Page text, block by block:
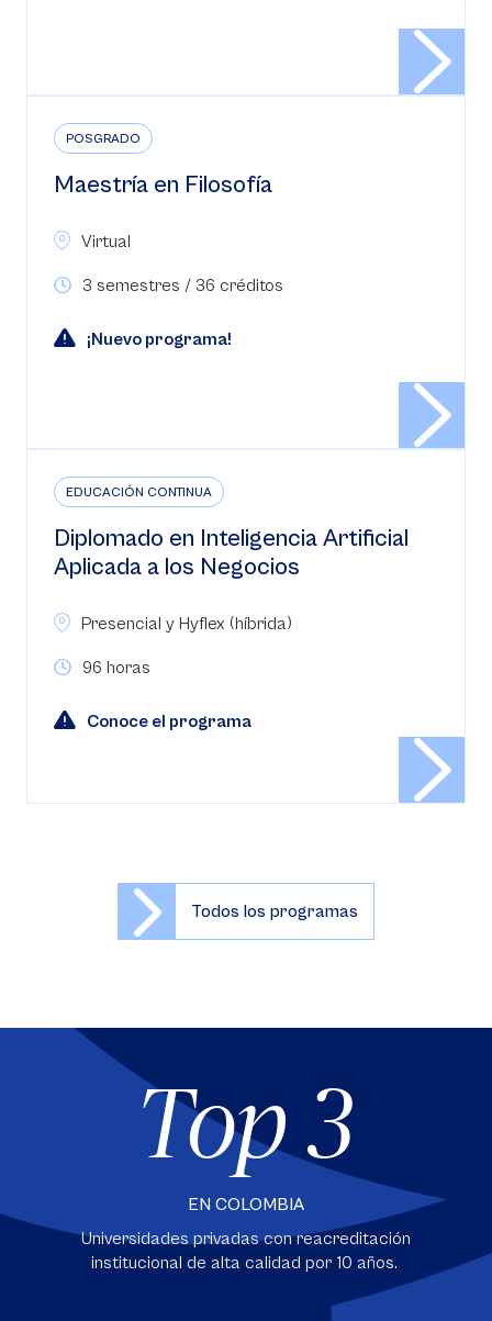
POSGRADO
Maestría en Filosofía
Virtual
3 semestres / 36 créditos
¡Nuevo programa!
EDUCACIÓN CONTINUA
Diplomado en Inteligencia Artificial
Aplicada a los Negocios
Presencial y Hyflex (híbrida)
96 horas
Conoce el programa
Todos los programas
Top 3
EN COLOMBIA
Universidades privadas con reacreditación
institucional de alta calidad por 10 años.